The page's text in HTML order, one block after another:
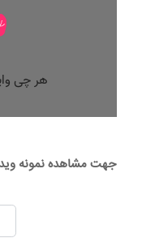
جهت مشاهده نمونه